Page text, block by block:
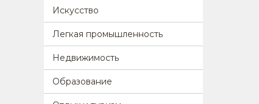
Искусство
Легкая промышленность
Недвижимость
Образование